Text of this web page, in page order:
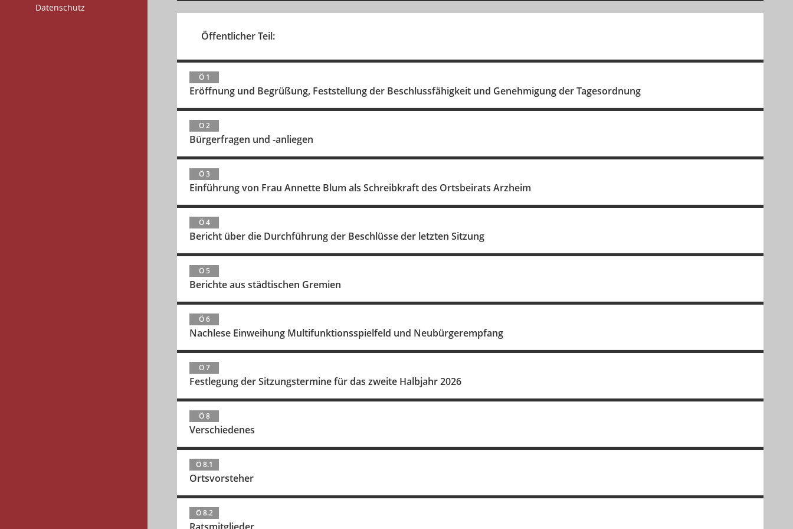
Datenschutz
Öffentlicher Teil:
Ö 1
Eröffnung und Begrüßung, Feststellung der Beschlussfähigkeit und Genehmigung der Tagesordnung
Ö 2
Bürgerfragen und -anliegen
Ö 3
Einführung von Frau Annette Blum als Schreibkraft des Ortsbeirats Arzheim
Ö 4
Bericht über die Durchführung der Beschlüsse der letzten Sitzung
Ö 5
Berichte aus städtischen Gremien
Ö 6
Nachlese Einweihung Multifunktionsspielfeld und Neubürgerempfang
Ö 7
Festlegung der Sitzungstermine für das zweite Halbjahr 2026
Ö 8
Verschiedenes
Ö 8.1
Ortsvorsteher
Ö 8.2